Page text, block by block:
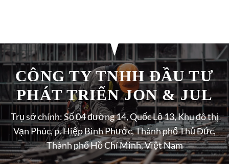
CÔNG TY TNHH ĐẦU TƯ
PHÁT TRIỂN JON & JUL
Trụ sở chính: Số 04 đường 14, Quốc Lộ 13, Khu đô thị
Vạn Phúc, p. Hiệp Bình Phước, Thành phố Thủ Đức,
Thành phố Hồ Chí Minh, Việt Nam